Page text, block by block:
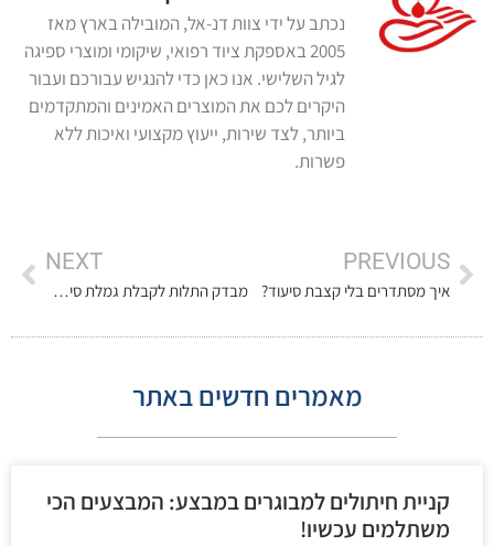
נכתב על ידי צוות דנ-אל, המובילה בארץ מאז
2005 באספקת ציוד רפואי, שיקומי ומוצרי ספיגה
לגיל השלישי. אנו כאן כדי להנגיש עבורכם ועבור
היקרים לכם את המוצרים האמינים והמתקדמים
ביותר, לצד שירות, ייעוץ מקצועי ואיכות ללא
פשרות.
PREVIOUS
איך מסתדרים בלי קצבת סיעוד?
NEXT
מבדק התלות לקבלת גמלת סיעוד מביטוח לאומי
מאמרים חדשים באתר
קניית חיתולים למבוגרים במבצע: המבצעים הכי
משתלמים עכשיו!